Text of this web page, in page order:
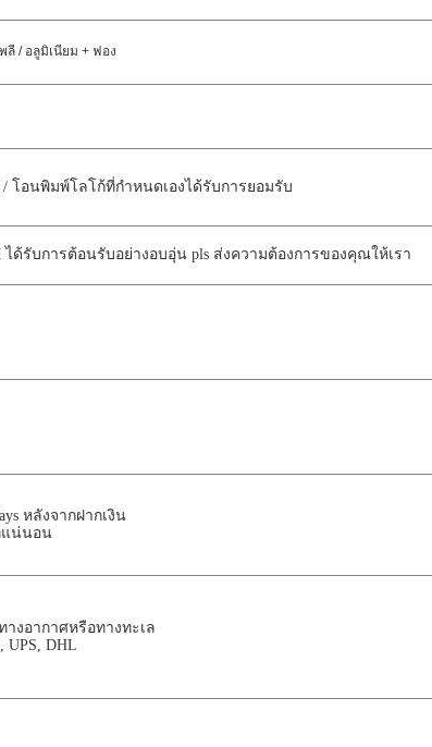
ลี / อลูมิเนียม + ฟอง
โอนพิมพ์โลโก้ที่กำหนดเองได้รับการยอมรับ
ได้รับการต้อนรับอย่างอบอุ่น pls ส่งความต้องการของคุณให้เรา
หลังจากฝากเงิน
น่นอน
างอากาศหรือทางทะเล
UPS, DHL